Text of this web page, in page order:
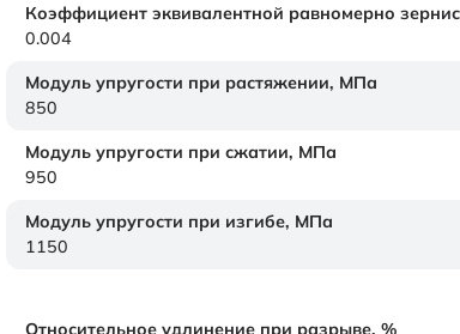
Коэффициент эквивалентной равномерно
0.004
Модуль упругости при растяжении, МПа
850
Модуль упругости при сжатии, МПа
950
Модуль упругости при изгибе, МПа
1150
Относительное удлинение при разрыве, %